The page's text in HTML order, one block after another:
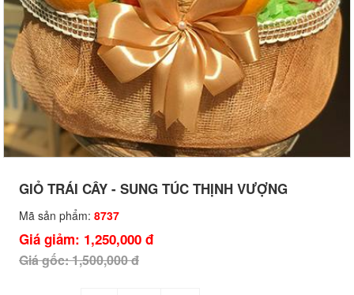
GIỎ TRÁI CÂY - SUNG TÚC THỊNH VƯỢNG
Mã sản phẩm: 8737
Giá giảm: 1,250,000 đ
Giá gốc: 1,500,000 đ